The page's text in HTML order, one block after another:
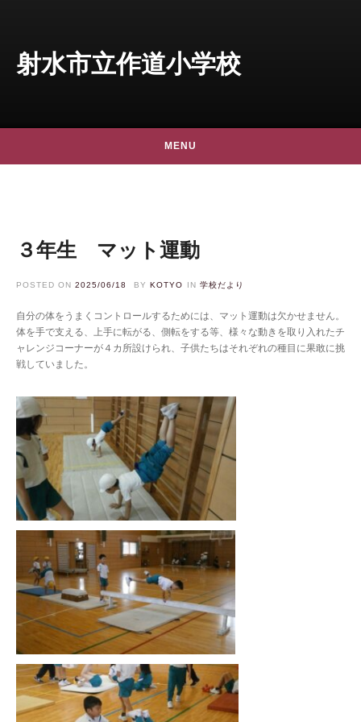
射水市立作道小学校
MENU
３年生 マット運動
POSTED ON 2025/06/18 BY KOTYO IN 学校だより
自分の体をうまくコントロールするためには、マット運動は欠かせません。
体を手で支える、上手に転がる、側転をする等、様々な動きを取り入れたチ
ャレンジコーナーが４カ所設けられ、子供たちはそれぞれの種目に果敢に挑
戦していました。